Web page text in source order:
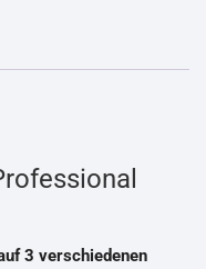
3 verschiedenen